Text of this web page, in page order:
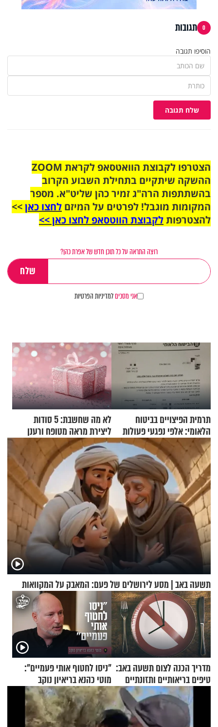
0 תגובות
הוסיפו תגובה
שלח תגובה
הצטרפו לקבוצת הוואטסאפ לקראת ZOOM
ההשקה שיתקיים בתחילת השבוע הקרוב
בהשתתפות הרה"ג זמיר כהן שליט"א. מספר
המקומות מוגבל! לפרטים על המיזם לחצו כאן>>
להצטרפותלקבוצת הווטסאפ לחצו כאן >>
רוצה התראה על כל תוכן חדש של אפרת כהן?
אני מסכיםלמדיניות הפרטיות
תרמית הפיצויים בביטוח
הלאומי: אלפי נפגעי פעולות
איבה קיבלו כספים במירמה
לא מה שחשבת: 5 סודות
ליצירת מראה מטופח ורענן
תשעה באב | מסע לירושלים של פעם: המאבק על המקוואות
מדריך הכנה לצום תשעה באב:
טיפים בריאותיים ותזונתיים
לשמירה על הגוף
"ניסו לחטוף אותי פעמיים":
מוטי כהנא בריאיון נוקב